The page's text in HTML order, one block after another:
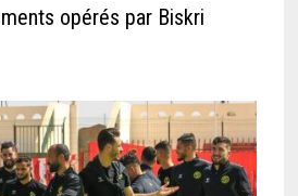
opérés par Biskri